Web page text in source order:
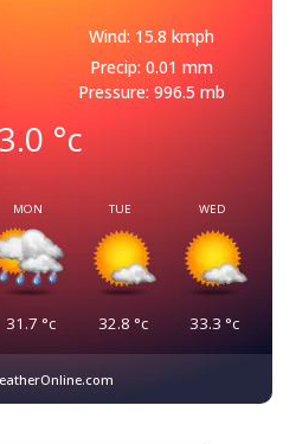
Wind: 15.8 kmph
Precip: 0.01 mm
Pressure: 996.5 mb
°c
MON
31.7 °c
TUE
32.8 °c
WED
33.3 °c